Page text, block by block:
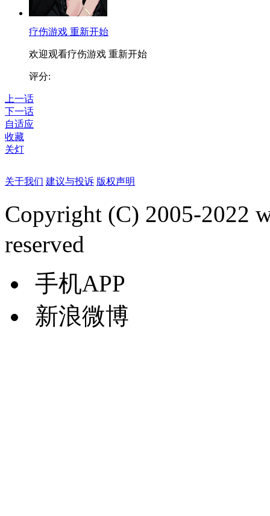
疗伤游戏 重新开始
欢迎观看疗伤游戏 重新开始
评分:
上一话
下一话
自适应
收藏
关灯
关于我们 建议与投诉 版权声明
Copyright (C) 2005-2022
reserved
手机APP
新浪微博